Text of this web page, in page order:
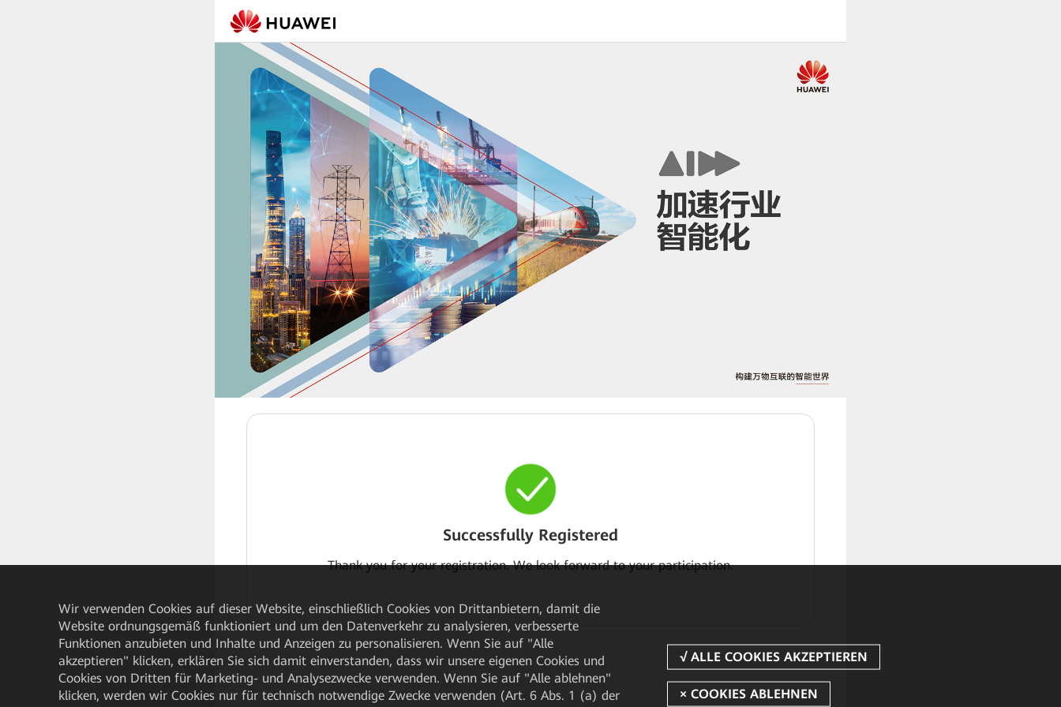
Successfully Registered
Thank you for your registration. We look forward to your participation.
Wir verwenden Cookies auf dieser Website, einschließlich Cookies von Drittanbietern, damit die
Website ordnungsgemäß funktioniert und um den Datenverkehr zu analysieren, verbesserte
Funktionen anzubieten und Inhalte und Anzeigen zu personalisieren. Wenn Sie auf "Alle
akzeptieren" klicken, erklären Sie sich damit einverstanden, dass wir unsere eigenen Cookies und
Cookies von Dritten für Marketing- und Analysezwecke verwenden. Wenn Sie auf "Alle ablehnen"
klicken, werden wir Cookies nur für technisch notwendige Zwecke verwenden (Art. 6 Abs. 1 (a) der